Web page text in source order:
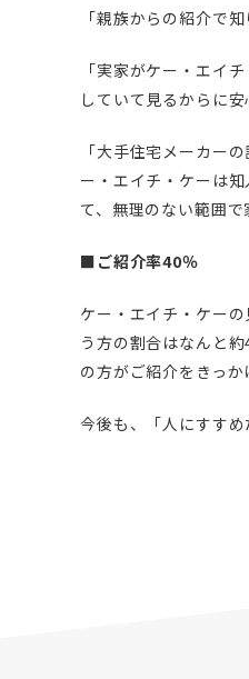
「親族からの紹介で
「実家がケー・エイ
していて見るからに安
「大手住宅メーカー
ー・エイチ・ケーは
て、無理のない範囲で
■ご紹介率40％
ケー・エイチ・ケー
う方の割合はなんと
の方がご紹介をきっか
今後も、「人にすす